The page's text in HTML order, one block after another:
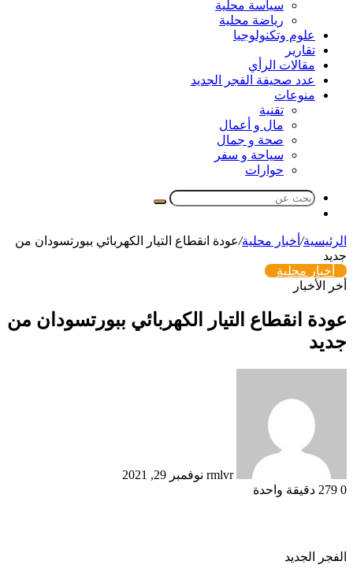
سياسة محلية
رياضة محلية
علوم وتكنولوجيا
تقارير
مقالات الرأي
عدد صحيفة الفجر الجديد
منوعات
تقنية
مال و أعمال
صحة و جمال
سياحة و سفر
حوارات
بحث
الرئيسية/ أخبار محلية/عودة انقطاع التيار الكهربائي ببورتسودان من
جديد
أخبار محلية
أخر الأخبار
عودة انقطاع التيار الكهربائي ببورتسودان من
جديد
rmlvr نوفمبر 29, 2021
0
دقيقة واحدة
الفجر الجديد